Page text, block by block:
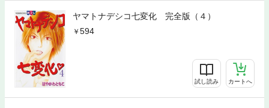
ヤマトナデシコ七変化 完全版（４）
594
試し読み カートへ